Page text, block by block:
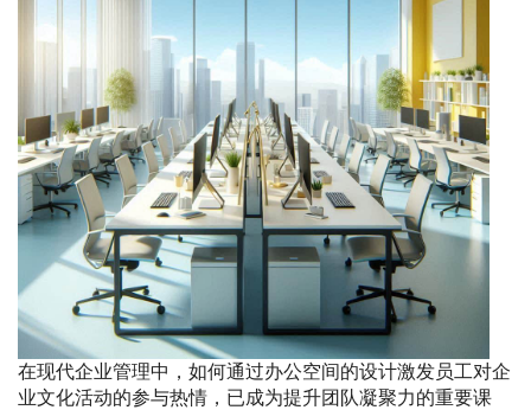
在现代企业管理中，如何通过办公空间的设计激发员工对企
业文化活动的参与热情，已成为提升团队凝聚力的重要课